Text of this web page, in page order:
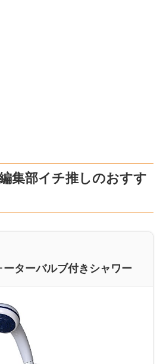
集部イチ推しのおすす
ターバルブ付きシャワー